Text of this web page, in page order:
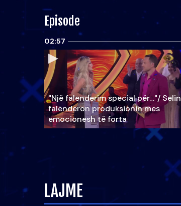
Episode
02:57
"Një falenderim special për…"/ Selin
falënderon produksionin mes
emocionesh të forta
LAJME